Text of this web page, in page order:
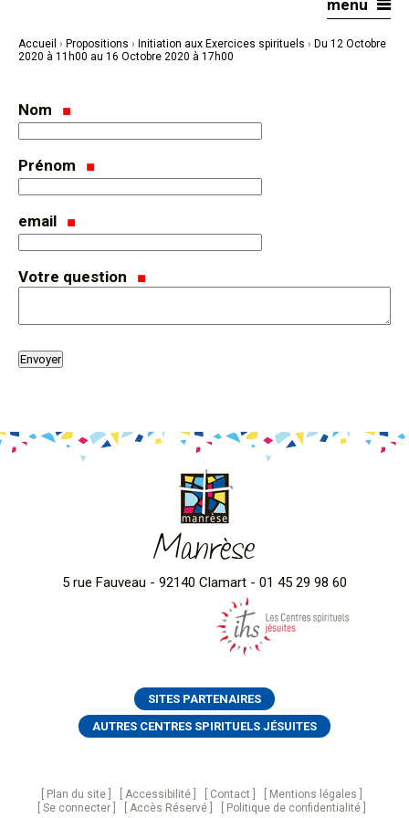
menu
Accueil › Propositions › Initiation aux Exercices spirituels › Du 12 Octobre
2020 à 11h00 au 16 Octobre 2020 à 17h00
Nom
Prénom
email
Votre question
Manrèse
5 rue Fauveau - 92140 Clamart - 01 45 29 98 60
SITES PARTENAIRES
AUTRES CENTRES SPIRITUELS JÉSUITES
Plan du site Accessibilité Contact
Mentions légales
Se connecter
Accès Réservé Politique de confidentialité